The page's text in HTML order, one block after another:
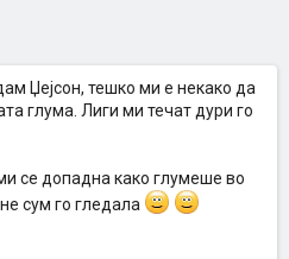
Џејсон, тешко ми е некако да
глума. Лиги ми течат дури го
се допадна како глумеше во
сум го гледала